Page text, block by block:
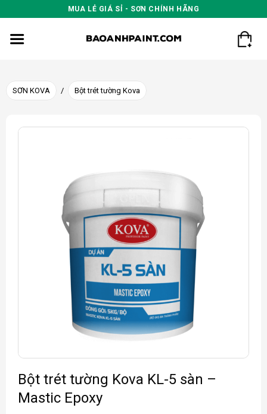
to
content
MUA LẺ GIÁ SỈ - SƠN CHÍNH HÃNG
SƠN KOVA / Bột trét tường Kova
Bột trét tường Kova KL-5 sàn –
Mastic Epoxy